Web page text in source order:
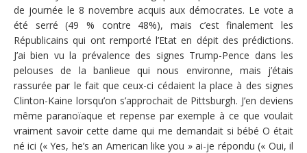
de journée le 8 novembre acquis aux démocrates. Le vote a
été serré (49 % contre 48%), mais c’est finalement les
Républicains qui ont remporté l’Etat en dépit des prédictions.
J’ai bien vu la prévalence des signes Trump-Pence dans les
pelouses de la banlieue qui nous environne, mais j’étais
rassurée par le fait que ceux-ci cédaient la place à des signes
Clinton-Kaine lorsqu’on s’approchait de Pittsburgh. J’en deviens
même paranoïaque et repense par exemple à ce que voulait
vraiment savoir cette dame qui me demandait si bébé O était
né ici (« Yes, he’s an American like you » ai-je répondu (« Oui, il